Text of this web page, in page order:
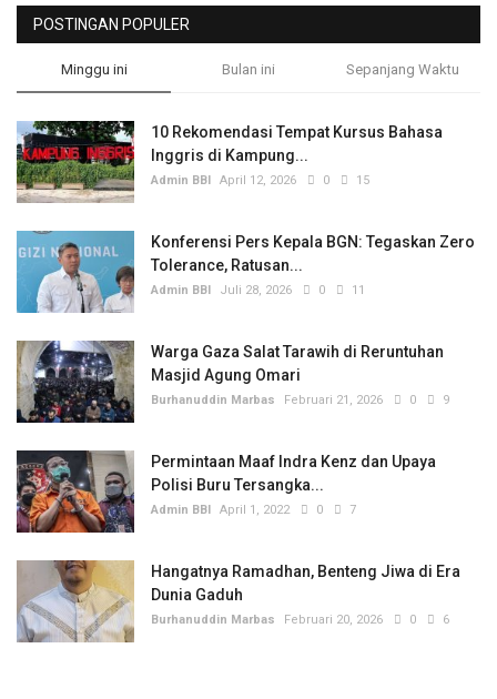
POSTINGAN POPULER
Minggu ini Bulan ini Sepanjang Waktu
10 Rekomendasi Tempat Kursus Bahasa
Inggris di Kampung...
Admin BBI April 12, 2026 0 15
Konferensi Pers Kepala BGN: Tegaskan Zero
Tolerance, Ratusan...
Admin BBI Juli 28, 2026 0 11
Warga Gaza Salat Tarawih di Reruntuhan
Masjid Agung Omari
Burhanuddin Marbas Februari 21, 2026 0 9
Permintaan Maaf Indra Kenz dan Upaya
Polisi Buru Tersangka...
Admin BBI April 1, 2022 0 7
Hangatnya Ramadhan, Benteng Jiwa di Era
Dunia Gaduh
Burhanuddin Marbas Februari 20, 2026 0 6